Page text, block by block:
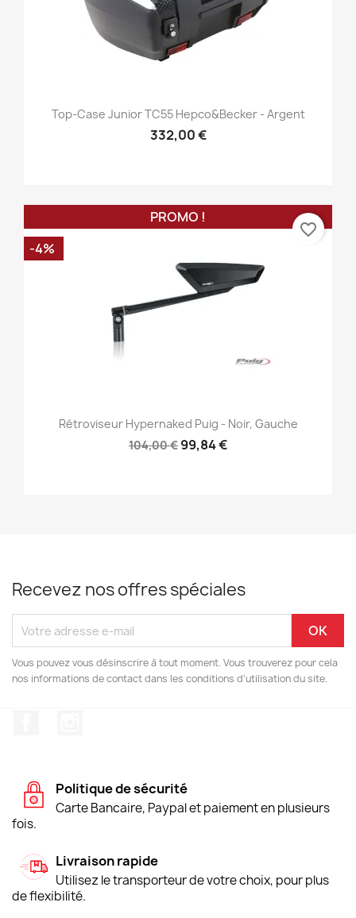
Top-Case Junior TC55 Hepco&Becker - Argent
332,00 €
Rétroviseur Hypernaked Puig - Noir, Gauche
104,00 € 99,84 €
PROMO !
-4%
favorite_border
Recevez nos offres spéciales
Vous pouvez vous désinscrire à tout moment. Vous trouverez pour cela
nos informations de contact dans les conditions d'utilisation du site.
Politique de sécurité
Carte Bancaire, Paypal et paiement en plusieurs
fois.
Livraison rapide
Utilisez le transporteur de votre choix, pour plus
de flexibilité.